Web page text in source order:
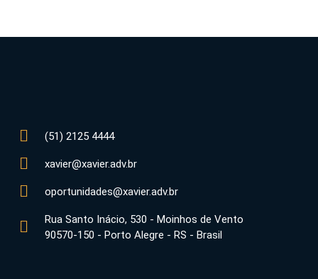
(51) 2125 4444
xavier@xavier.adv.br
oportunidades@xavier.adv.br
Rua Santo Inácio, 530 - Moinhos de Vento
90570-150 - Porto Alegre - RS - Brasil